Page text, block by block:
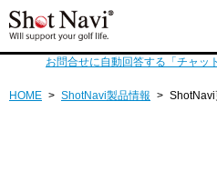
お問合せに自動回答する「チャッ
HOME > ShotNavi製品情報 > ShotNavi